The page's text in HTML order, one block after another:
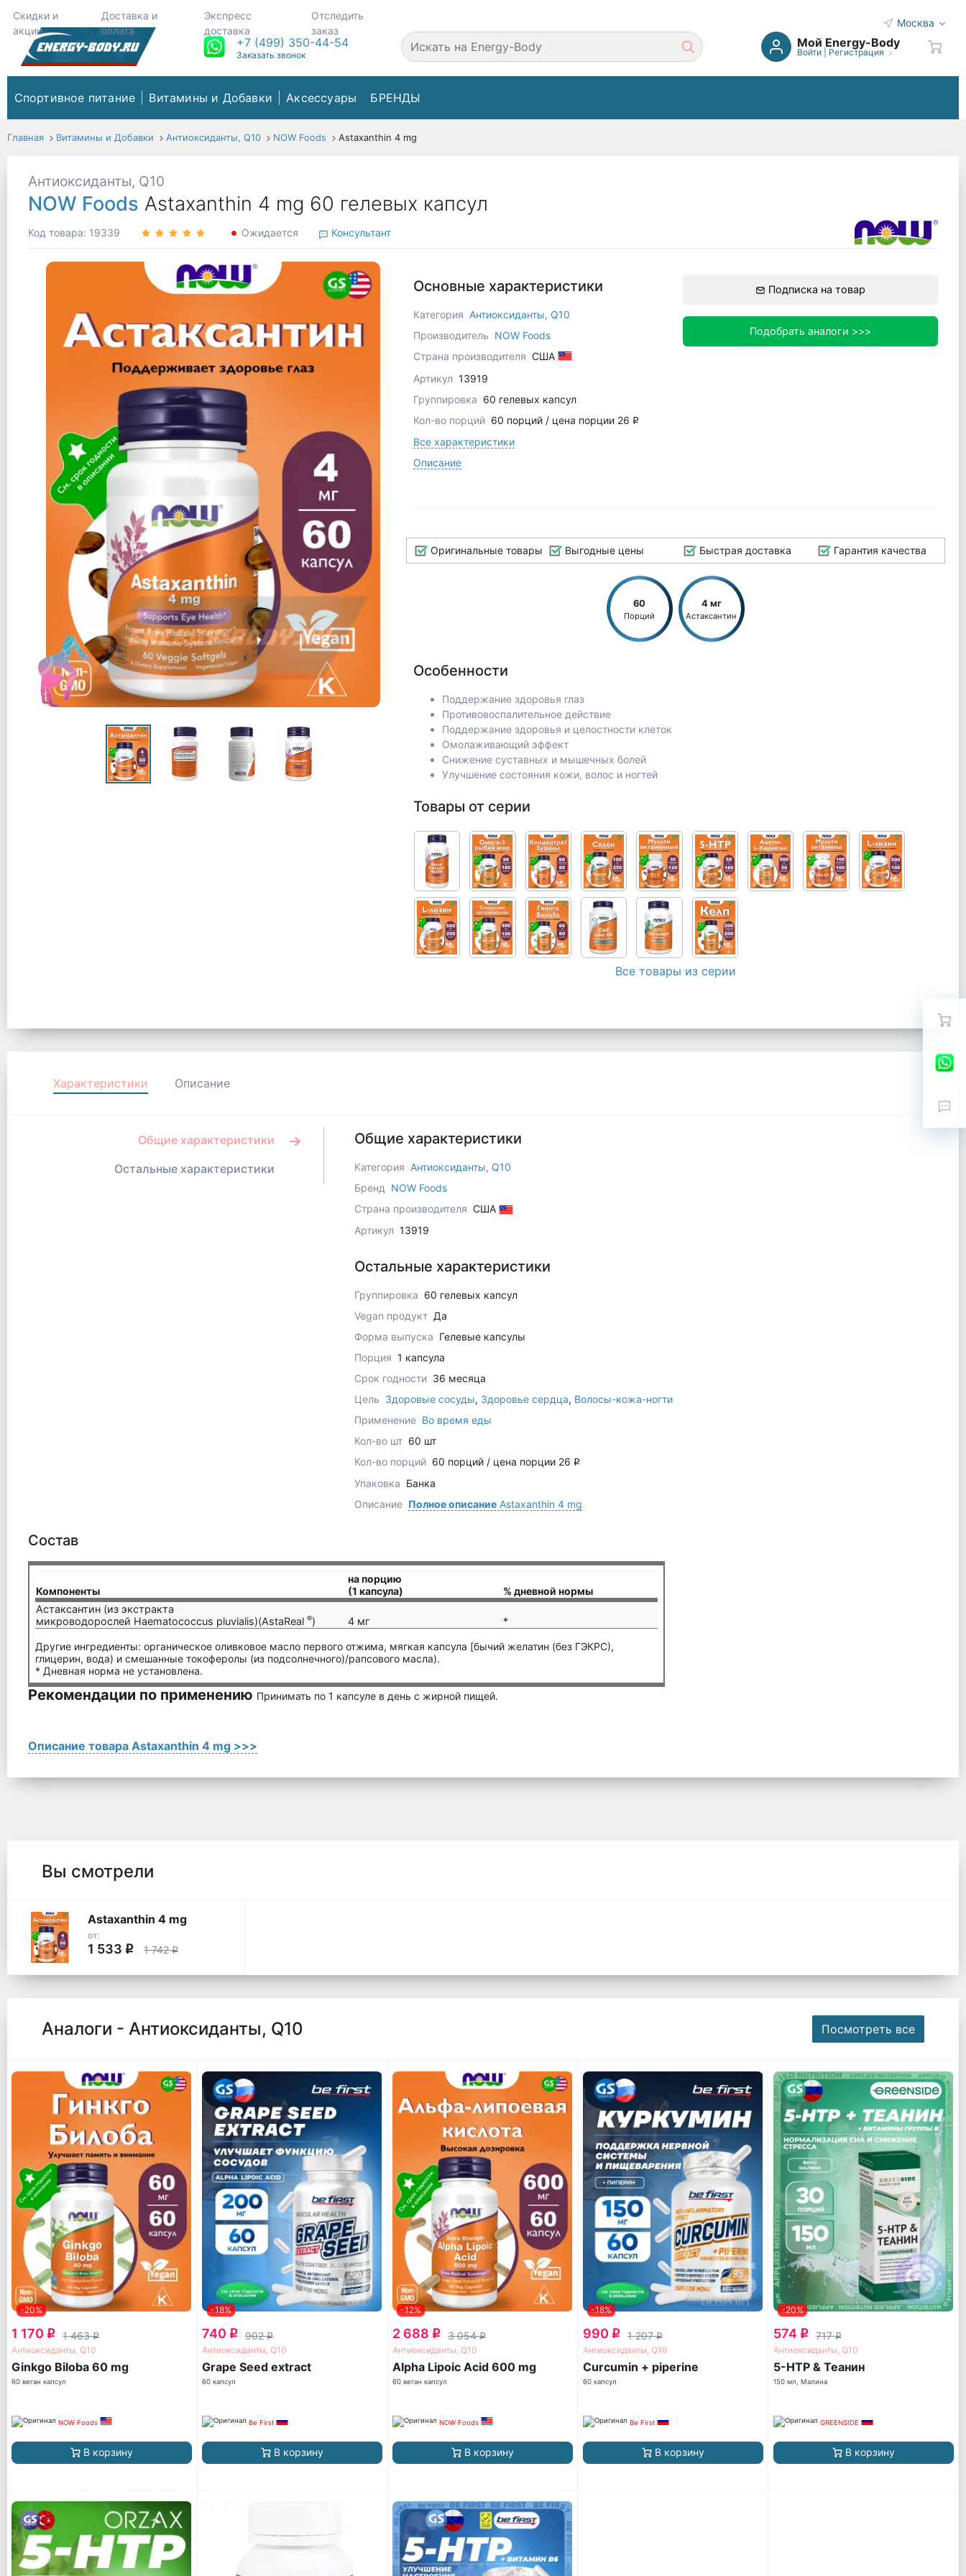
Скидки и
акции
Доставка и
оплата
Экспресс
доставка
Отследить
заказ
Москва
+7 (499) 350-44-54
Заказать звонок
Мой Energy-Body
Войти| Регистрация
Спортивное питание Витамины и Добавки Аксессуары БРЕНДЫ
Главная Витамины и Добавки Антиоксиданты, Q10 NOW Foods Astaxanthin 4 mg
Антиоксиданты, Q10
NOW Foods Astaxanthin 4 mg 60 гелевых капсул
Код товара: 19339 Ожидается Консультант
Основные характеристики
Категория Антиоксиданты, Q10
Производитель NOW Foods
Страна производителя США
Артикул 13919
Группировка 60 гелевых капсул
Кол-во порций 60 порций / цена порции 26 q
Все характеристики
Описание
Подписка на товар
Подобрать аналоги >>>
Оригинальные товары Выгодные цены Быстрая доставка Гарантия качества
60
Порций
4 мг
Астаксантин
Особенности
Поддержание здоровья глаз
Противовоспалительное действие
Поддержание здоровья и целостности клеток
Омолаживающий эффект
Снижение суставных и мышечных болей
Улучшение состояния кожи, волос и ногтей
Товары от серии
Все товары из серии
Характеристики Описание
Общие характеристики
Остальные характеристики
Общие характеристики
Категория Антиоксиданты, Q10
Бренд
NOW Foods
Страна производителя США
Артикул 13919
Остальные характеристики
Группировка 60 гелевых капсул
Vegan продукт Да
Форма выпуска Гелевые капсулы
Порция 1 капсула
Срок годности 36 месяца
Цель Здоровые сосуды, Здоровье сердца, Волосы-кожа-ногти
Применение Во время еды
Кол-во шт 60 шт
Кол-во порций 60 порций / цена порции 26 q
Упаковка Банка
Описание Полное описаниеAstaxanthin 4 mg
Состав
Компоненты
на порцию
(1 капсула)
% дневной нормы
Астаксантин (из экстракта
микроводорослей Haematococcus pluvialis)(AstaReal®) 4 мг *
Другие ингредиенты: органическое оливковое масло первого отжима, мягкая капсула [бычий желатин (без ГЭКРС),
глицерин, вода) и смешанные токоферолы (из подсолнечного)/рапсового масла).
* Дневная норма не установлена.
Рекомендации по применению Принимать по 1 капсуле в день с жирной пищей.
Описание товара Astaxanthin 4 mg >>>
Вы смотрели
Astaxanthin 4 mg
от:
1 533 q 1 742q
Аналоги - Антиоксиданты, Q10 Посмотреть все
-20%
1 170 q 1 463q
Антиоксиданты, Q10
Ginkgo Biloba 60 mg
60 веган капсул
NOW Foods
В корзину
-18%
740 q 902q
Антиоксиданты, Q10
Grape Seed extract
60 капсул
Be First
В корзину
-12%
2 688 q 3 054q
Антиоксиданты, Q10
Alpha Lipoic Acid 600 mg
60 веган капсул
NOW Foods
В корзину
-18%
990 q 1 207q
Антиоксиданты, Q10
Curcumin + piperine
60 капсул
Be First
В корзину
-20%
574 q 717q
Антиоксиданты, Q10
5-HTP & Теанин
150 мл, Малина
GREENSIDE
В корзину